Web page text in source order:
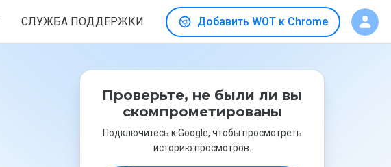
СЛУЖБА ПОДДЕРЖКИ Добавить WOT к Chrome
Проверьте, не были ли вы
скомпрометированы
Подключитесь к Google, чтобы просмотреть
историю просмотров.